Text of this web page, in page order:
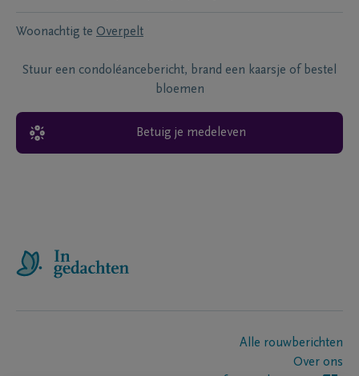
Woonachtig te Overpelt
Stuur een condoléancebericht, brand een kaarsje of bestel
bloemen
Betuig je medeleven
Alle rouwberichten
Over ons